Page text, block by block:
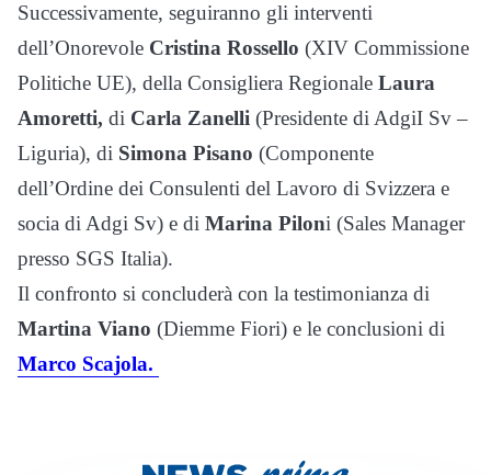
Successivamente, seguiranno gli interventi
dell’Onorevole Cristina Rossello (XIV Commissione
Politiche UE), della Consigliera Regionale Laura
Amoretti, di Carla Zanelli (Presidente di AdgiI Sv –
Liguria), di Simona Pisano (Componente
dell’Ordine dei Consulenti del Lavoro di Svizzera e
socia di Adgi Sv) e di Marina Piloni (Sales Manager
presso SGS Italia).
Il confronto si concluderà con la testimonianza di
Martina Viano (Diemme Fiori) e le conclusioni di
Marco Scajola.